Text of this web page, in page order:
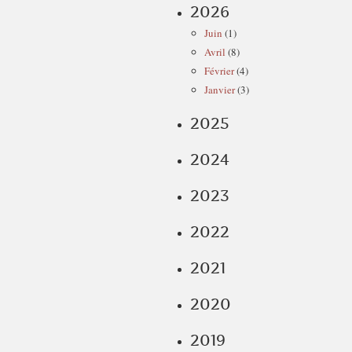
2026
Juin (1)
Avril (8)
Février(4)
Janvier(3)
2025
2024
2023
2022
2021
2020
2019